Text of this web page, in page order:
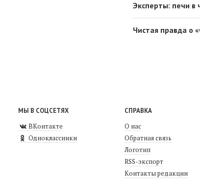
Эксперты: печи в
Чистая правда о
МЫ В СОЦСЕТЯХ
ВКонтакте
Одноклассники
СПРАВКА
О нас
Обратная связь
Логотип
RSS-экспорт
Контакты редакции